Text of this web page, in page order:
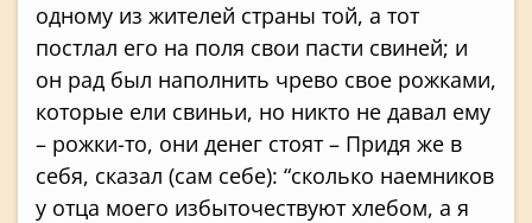
одному из жителей страны той, а тот
постлал его на поля свои пасти свиней; и
он рад был наполнить чрево свое рожками,
которые ели свиньи, но никто не давал ему
– рожки-то, они денег стоят – Придя же в
себя, сказал (сам себе): “сколько наемников
у отца моего избыточествуют хлебом, а я